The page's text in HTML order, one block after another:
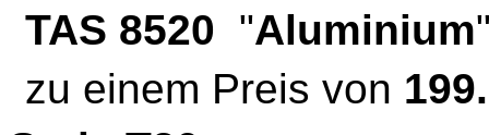
TAS 8520 "Aluminium
zu einem Preis von